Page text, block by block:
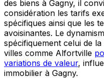
des biens à Gagny, il
considération les tarifs
spécifiques ainsi que les
avoisinantes. Le
spécifiquement celui de
villes comme Alfortville
variations de valeur,
immobilier à Gagny.